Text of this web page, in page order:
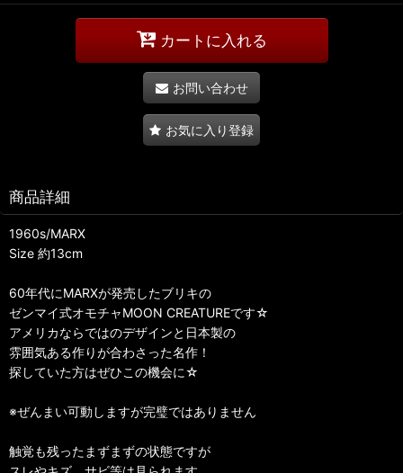
カートに入れる
お問い合わせ
お気に入り登録
商品詳細
1960s/MARX
Size 約13cm
60年代にMARXが発売したブリキの
ゼンマイ式オモチャMOON CREATUREです☆
アメリカならではのデザインと日本製の
雰囲気ある作りが合わさった名作！
探していた方はぜひこの機会に☆
※ぜんまい可動しますが完璧ではありません
触覚も残ったまずまずの状態ですが